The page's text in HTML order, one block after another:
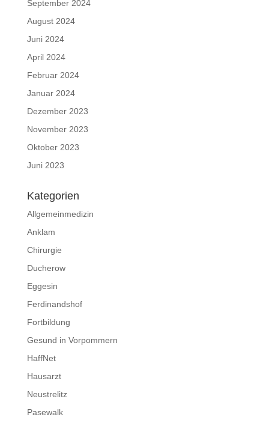
September 2024
August 2024
Juni 2024
April 2024
Februar 2024
Januar 2024
Dezember 2023
November 2023
Oktober 2023
Juni 2023
Kategorien
Allgemeinmedizin
Anklam
Chirurgie
Ducherow
Eggesin
Ferdinandshof
Fortbildung
Gesund in Vorpommern
HaffNet
Hausarzt
Neustrelitz
Pasewalk